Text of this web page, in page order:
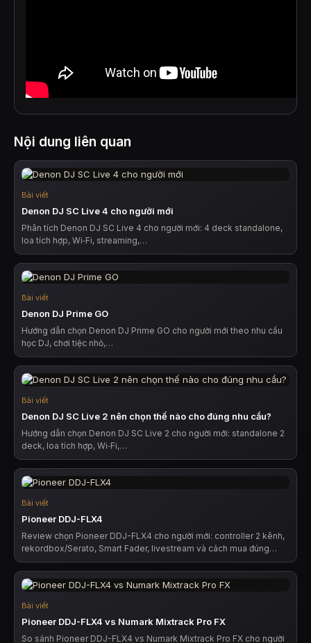
Nội dung liên quan
Bài viết
Denon DJ SC Live 4 cho người mới
Phân tích Denon DJ SC Live 4 cho người mới: 4 deck standalone,
loa tích hợp, Wi‑Fi, streaming,…
Bài viết
Denon DJ Prime GO
Hướng dẫn chọn Denon DJ Prime GO cho người mới theo nhu cầu
học DJ, chơi tiệc nhỏ,…
Bài viết
Denon DJ SC Live 2 nên chọn thế nào cho đúng nhu cầu?
Hướng dẫn chọn Denon DJ SC Live 2 cho người mới: standalone 2
deck, loa tích hợp, Wi‑Fi,…
Bài viết
Pioneer DDJ-FLX4
Review chọn Pioneer DDJ-FLX4 cho người mới: controller 2 kênh,
rekordbox/Serato, Smart Fader, livestream và cách mua đúng…
Bài viết
Pioneer DDJ-FLX4 vs Numark Mixtrack Pro FX
So sánh Pioneer DDJ-FLX4 vs Numark Mixtrack Pro FX cho người